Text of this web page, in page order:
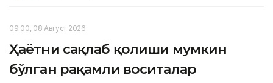
09:00, 08 Август 2026
Ҳаётни сақлаб қолиши мумкин
бўлган рақамли воситалар